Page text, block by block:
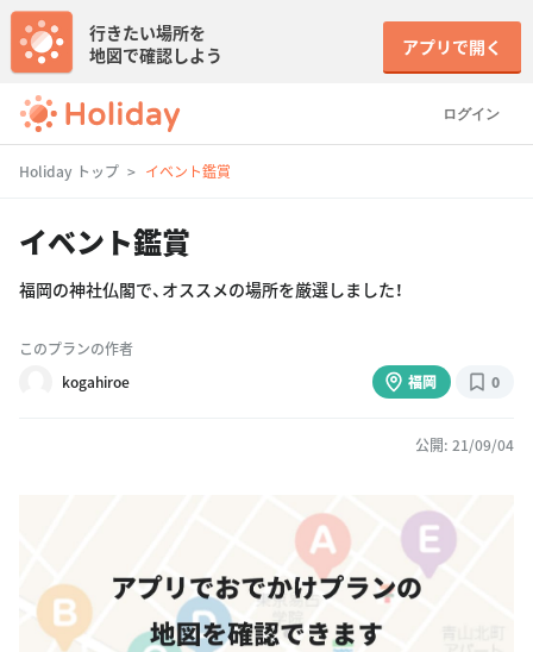
ログイン
行きたい場所を
地図で確認しよう
アプリで開く
Holiday トップ イベント鑑賞
イベント鑑賞
福岡の神社仏閣で、オススメの場所を厳選しました！
このプランの作者
kogahiroe
福岡 0
公開: 21/09/04